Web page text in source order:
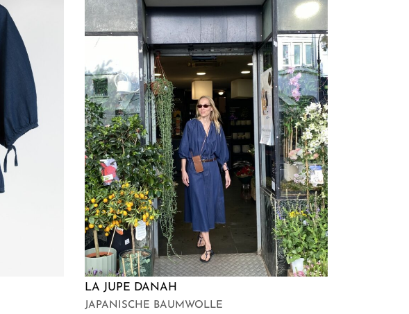
LA JUPE DANAH
JAPANISCHE BAUMWOLLE